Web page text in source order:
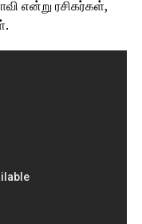
என்று ரசிகர்கள்,